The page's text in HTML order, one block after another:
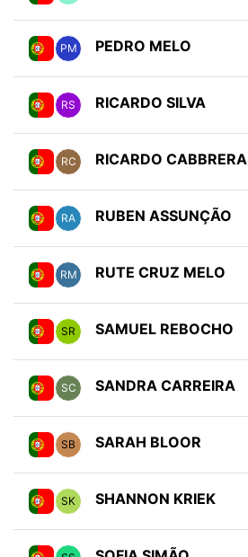
PM PEDRO MELO
RS RICARDO SILVA
RC RICARDO CABBRERA
RA RUBEN ASSUNÇÃO
RM RUTE CRUZ MELO
SR SAMUEL REBOCHO
SC SANDRA CARREIRA
SB SARAH BLOOR
SK SHANNON KRIEK